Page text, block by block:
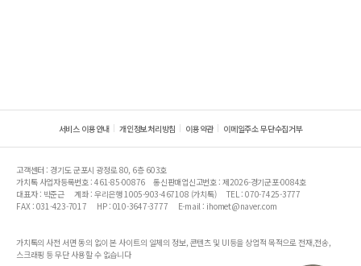
서비스 이용안내 개인정보처리방침 이용약관 이메일주소 무단수집거부
고객센터 : 경기도 군포시 광정로 80, 6층 603호
가치톡 사업자등록번호 : 461-85-00876
통신판매업신고번호 : 제2026-경기군포-0084호
대표자 : 박준근
계좌 : 우리은행 1005-903-467108 (가치톡)
TEL : 070-7425-3777
FAX : 031-423-7017
HP : 010-3647-3777 E-mail : ihomet@naver.com
가치톡의 사전 서면 동의 없이 본 사이트의 일체의 정보, 콘텐츠 및 UI등을 상업적 목적으로 전재,전송,
스크래핑 등 무단 사용할 수 없습니다